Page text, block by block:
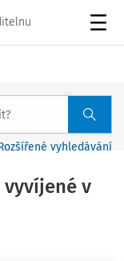
vyhledávání
vyvíjené v